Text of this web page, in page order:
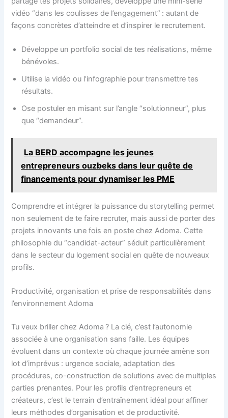
vidéo “dans les coulisses de l’engagement” : autant de
façons concrètes d’atteindre et d’inspirer le recrutement.
Développe un portfolio social de tes réalisations, même
bénévoles.
Utilise la vidéo ou l’infographie pour transmettre tes
résultats.
Ose postuler en misant sur l’angle “solutionneur”, plus
que “demandeur”.
La BERD accompagne les jeunes
entrepreneurs ouzbeks dans leur quête de
financements pour dynamiser les PME
Comprendre et intégrer la puissance du storytelling permet
non seulement de te faire recruter, mais aussi de porter des
projets innovants une fois en poste chez Adoma. Cette
philosophie du “candidat-acteur” séduit particulièrement
dans le secteur du logement social en quête de nouveaux
profils.
Productivité, organisation et prise de responsabilités dans
l’environnement Adoma
Tu veux briller chez Adoma ? La clé, c’est l’autonomie
associée à une organisation sans faille. Les équipes
évoluent dans un contexte où chaque journée amène son
lot d’imprévus : urgence sociale, adaptation des
procédures, co-construction de solutions avec de multiples
parties prenantes. Pour les profils d’entrepreneurs et
créateurs, c’est le terrain d’entraînement idéal pour affiner
leurs méthodes d’organisation et de productivité.